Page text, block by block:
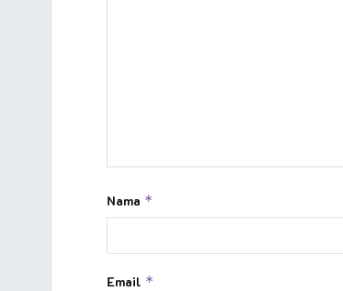
Nama *
Email *